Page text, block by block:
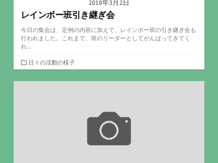
2018年3月2日
レインボー班引き継ぎ会
今日の集会は、定例の内容に加えて、レインボー班の引き継ぎ会も
行われました。これまで、班のリーダーとしてがんばってきてく
れ...
カ
テ
ゴ
日々の活動の様子